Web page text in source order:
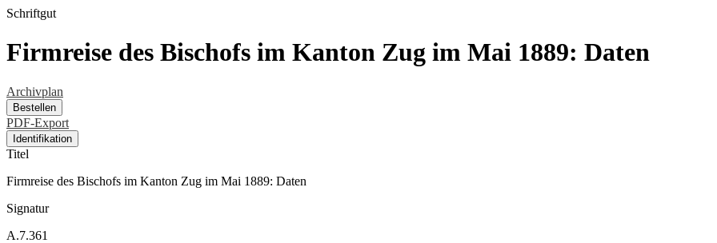
Schriftgut
Firmreise des Bischofs im Kanton Zug im Mai 1889: Daten
Archivplan
Bestellen
PDF-Export
Identifikation
Titel
Firmreise des Bischofs im Kanton Zug im Mai 1889: Daten
Signatur
A.7.361